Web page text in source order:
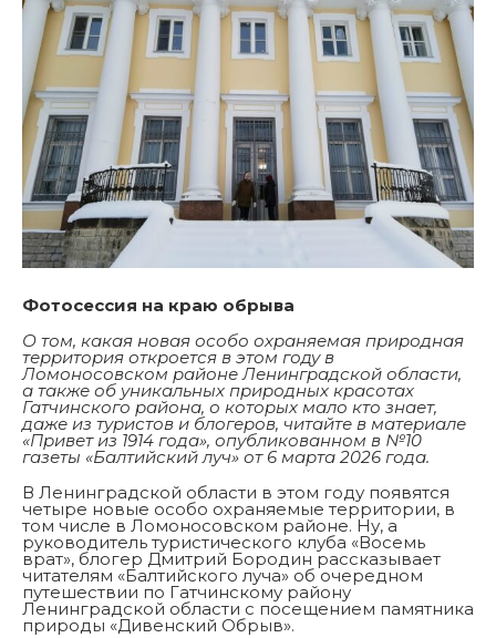
Фотосессия на краю обрыва
О том, какая новая особо охраняемая природная
территория откроется в этом году в
Ломоносовском районе Ленинградской области,
а также об уникальных природных красотах
Гатчинского района, о которых мало кто знает,
даже из туристов и блогеров, читайте в материале
«Привет из 1914 года», опубликованном в №10
газеты «Балтийский луч» от 6 марта 2026 года.
В Ленинградской области в этом году появятся
четыре новые особо охраняемые территории, в
том числе в Ломоносовском районе. Ну, а
руководитель туристического клуба «Восемь
врат», блогер Дмитрий Бородин рассказывает
читателям «Балтийского луча» об очередном
путешествии по Гатчинскому району
Ленинградской области с посещением памятника
природы «Дивенский Обрыв».